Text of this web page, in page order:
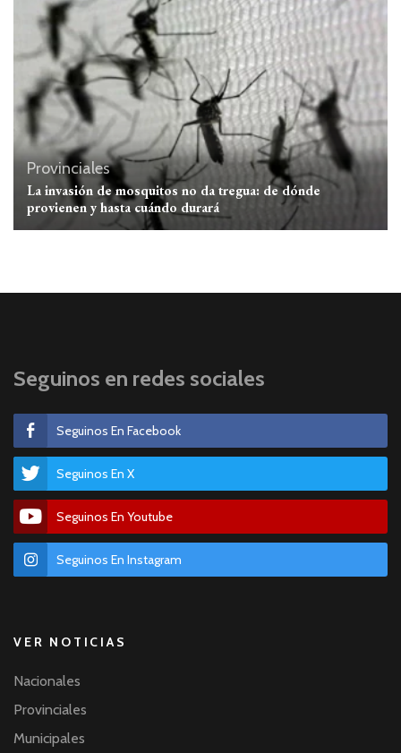
Provinciales
La invasión de mosquitos no da tregua: de dónde
provienen y hasta cuándo durará
Seguinos en redes sociales
Seguinos En Facebook
Seguinos En X
Seguinos En Youtube
Seguinos En Instagram
VER NOTICIAS
Nacionales
Provinciales
Municipales